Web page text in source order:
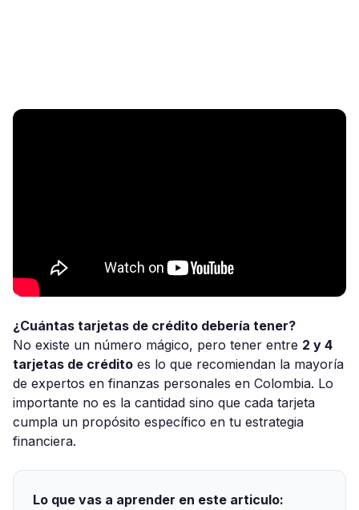
¿Cuántas tarjetas de crédito debería tener?
No existe un número mágico, pero tener entre 2 y 4
tarjetas de crédito es lo que recomiendan la mayoría
de expertos en finanzas personales en Colombia. Lo
importante no es la cantidad sino que cada tarjeta
cumpla un propósito específico en tu estrategia
financiera.
Lo que vas a aprender en este articulo: